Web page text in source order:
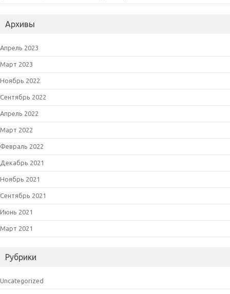
Архивы
Апрель 2023
Март 2023
Ноябрь 2022
Сентябрь 2022
Апрель 2022
Март 2022
Февраль 2022
Декабрь 2021
Ноябрь 2021
Сентябрь 2021
Июнь 2021
Март 2021
Рубрики
Uncategorized